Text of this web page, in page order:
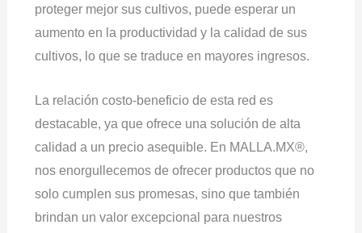
proteger mejor sus cultivos, puede esperar un
aumento en la productividad y la calidad de sus
cultivos, lo que se traduce en mayores ingresos.
La relación costo-beneficio de esta red es
destacable, ya que ofrece una solución de alta
calidad a un precio asequible. En MALLA.MX®,
nos enorgullecemos de ofrecer productos que no
solo cumplen sus promesas, sino que también
brindan un valor excepcional para nuestros